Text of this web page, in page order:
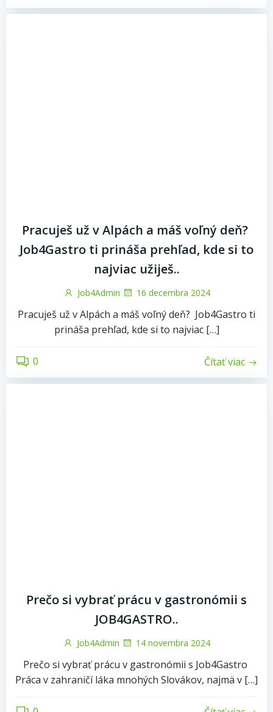
Pracuješ už v Alpách a máš voľný deň?
Job4Gastro ti prináša prehľad, kde si to
najviac užiješ..
Job4Admin 16 decembra 2024
Pracuješ už v Alpách a máš voľný deň? Job4Gastro ti
prináša prehľad, kde si to najviac […]
0 Čítať viac
Prečo si vybrať prácu v gastronómii s
JOB4GASTRO..
Job4Admin 14 novembra 2024
Prečo si vybrať prácu v gastronómii s Job4Gastro
Práca v zahraničí láka mnohých Slovákov, najmä v […]